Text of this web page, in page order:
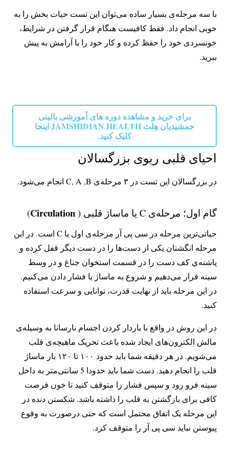
با سه مرحله‌ی بسیار ساده می‌توان این تست حیات بخش را به
خوبی انجام داد. فقط کافیست هنگام قرار گرفتن در شرایط،
خونسردی خود را حفظ کرده و کار خود را با آرامش به پیش
ببرید.
برای خرید و مشاهده دوره های آموزشی بالینی
جمشیدیان هِلث JAMSHIDIAN HEALTH اینجا
کلیک کنید.
احیای قلبی ریوی بزرگسالان
در بزرگسالان این تست در ۳ مرحله‌ی C, A ,B انجام می‌شود.
گام اول؛ مرحله‌ی C یا ماساژ قلبی ( Circulation
)
حیاتی‌ترین مرحله در سی پی آر مرحله‌ی اول یا C است. در این
مرحله انگشتان یکی از دست‌ها را در دست دیگر قفل کرده و
پاشنه‌ي کف دست را در قسمت استخوان جناغ و در وسط
سینه قرار می‌دهیم و شروع به ماساژ یا فشار دادن می‌کنیم.
در این مرحله باید از نهایت قدرت، توانایی و سرعت استفاده
کنید.
در این روش در واقع با باردار کردن اجسام نارسانا به وسیله‌ی
مالش الکترون‌های ایجاد شده باعث تحریک ماهیچه‌ی قلب
می‌شویم. در هر دقیقه شما باید حدود ۱۰۰ تا ۱۲۰ بار ماساژ
قلب را انجام دهید. دست شما باید حدودا 5 سانتی‌متر به داخل
سینه فرو رود و سپس فشار را متوقف کنید تا خون فرصت
کافی برای بازگشتن به قلب را داشته باشد. شکستن دنده در
این مرحله یک اتفاق محتمل است که حتی درصورت به وقوع
پیوستن نباید سی‌ پی‌ آر را متوقف کرد.